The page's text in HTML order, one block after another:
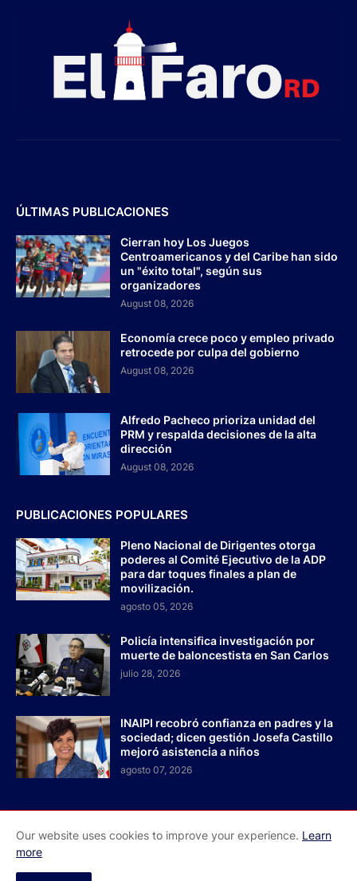
ÚLTIMAS PUBLICACIONES
Cierran hoy Los Juegos
Centroamericanos y del Caribe han sido
un "éxito total", según sus
organizadores
August 08, 2026
Economía crece poco y empleo privado
retrocede por culpa del gobierno
August 08, 2026
Alfredo Pacheco prioriza unidad del
PRM y respalda decisiones de la alta
dirección
August 08, 2026
PUBLICACIONES POPULARES
Pleno Nacional de Dirigentes otorga
poderes al Comité Ejecutivo de la ADP
para dar toques finales a plan de
movilización.
agosto 05, 2026
Policía intensifica investigación por
muerte de baloncestista en San Carlos
julio 28, 2026
INAIPI recobró confianza en padres y la
sociedad; dicen gestión Josefa Castillo
mejoró asistencia a niños
agosto 07, 2026
Inicio Acerca de Nosotros
Contactos
Our website uses cookies to improve your experience. Learn
more